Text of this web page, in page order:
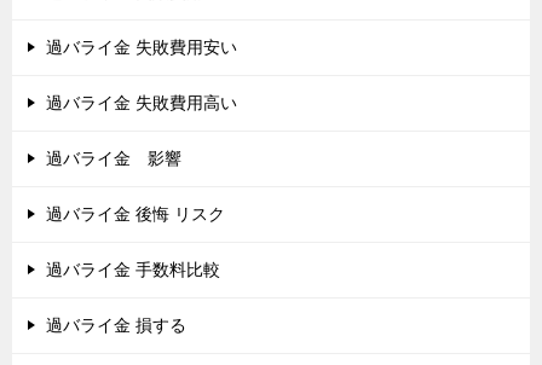
過バライ金 失敗費用安い
過バライ金 失敗費用高い
過バライ金 影響
過バライ金 後悔 リスク
過バライ金 手数料比較
過バライ金 損する